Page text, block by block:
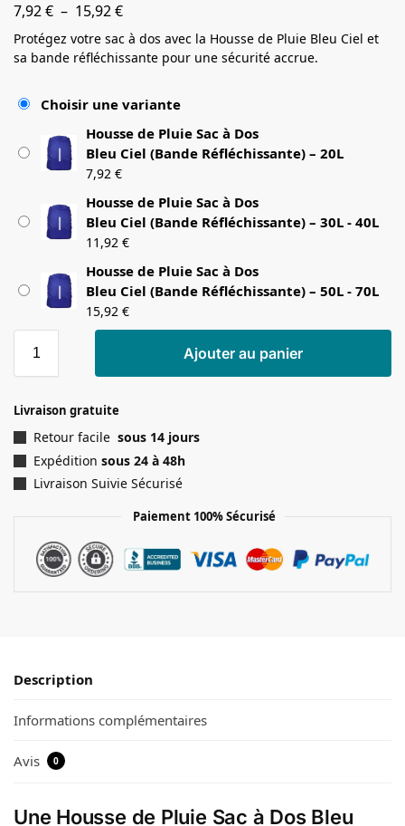
7,92€ – 15,92€
Protégez votre sac à dos avec la Housse de Pluie Bleu Ciel et
sa bande réfléchissante pour une sécurité accrue.
Choisir une variante
Housse de Pluie Sac à Dos
Bleu Ciel (Bande Réfléchissante) – 20L
7,92 €
Housse de Pluie Sac à Dos
Bleu Ciel (Bande Réfléchissante) – 30L - 40L
11,92 €
Housse de Pluie Sac à Dos
Bleu Ciel (Bande Réfléchissante) – 50L - 70L
15,92 €
Ajouter au panier
Livraison gratuite
Retour facile sous 14 jours
Expédition sous 24 à 48h
Livraison Suivie Sécurisé
Paiement 100% Sécurisé
Description
Informations complémentaires
Avis 0
Une Housse de Pluie Sac à Dos Bleu